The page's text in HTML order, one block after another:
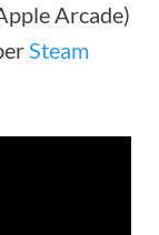
Arcade)
Steam